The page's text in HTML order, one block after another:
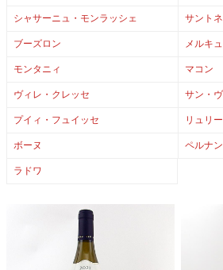
シャサーニュ・モンラッシェ サント
ブーズロン メルキ
モンタニィ マコン
ヴィレ・クレッセ サン・
プイィ・フュイッセ リュリー
ボーヌ ペルナ
ラドワ